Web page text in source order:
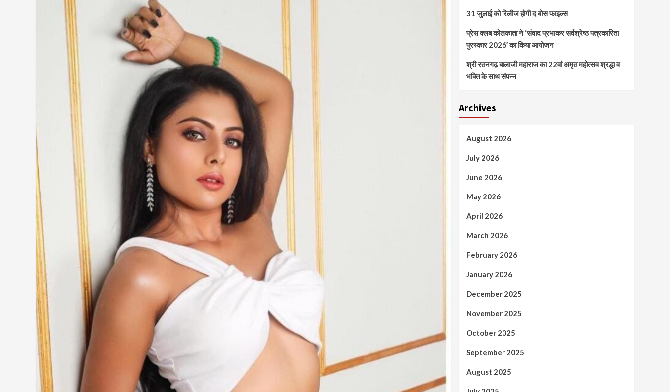
31 जुलाई को रिलीज होगी द बोस फाइल्स
प्रेस क्लब कोलकाता ने ‘संवाद प्रभाकर सर्वश्रेष्ठ पत्रकारिता
पुरस्कार 2026’ का किया आयोजन
श्री रतनगढ़ बालाजी महाराज का 22वां अमृत महोत्सव श्रद्धा व
भक्ति के साथ संपन्न
Archives
August 2026
July 2026
June 2026
May 2026
April 2026
March 2026
February 2026
January 2026
December 2025
November 2025
October 2025
September 2025
August 2025